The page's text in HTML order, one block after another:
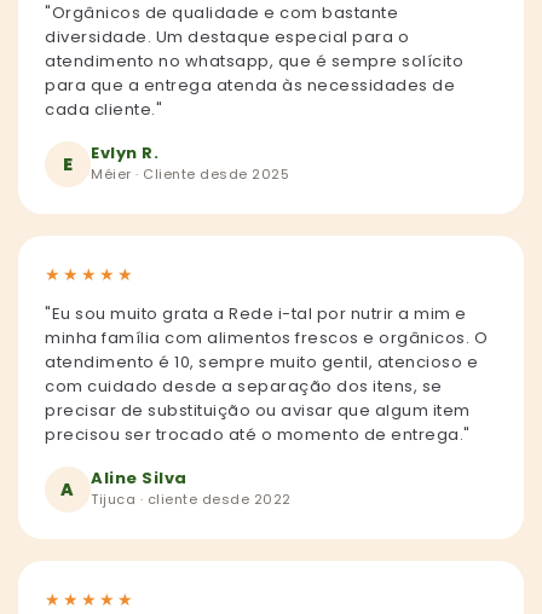
"Orgânicos de qualidade e com bastante
diversidade. Um destaque especial para o
atendimento no whatsapp, que é sempre solícito
para que a entrega atenda às necessidades de
cada cliente."
E Evlyn R.
Méier · Cliente desde 2025
★ ★ ★ ★ ★
"Eu sou muito grata a Rede i-tal por nutrir a mim e
minha família com alimentos frescos e orgânicos. O
atendimento é 10, sempre muito gentil, atencioso e
com cuidado desde a separação dos itens, se
precisar de substituição ou avisar que algum item
precisou ser trocado até o momento de entrega."
A Aline Silva
Tijuca · cliente desde 2022
★ ★ ★ ★ ★